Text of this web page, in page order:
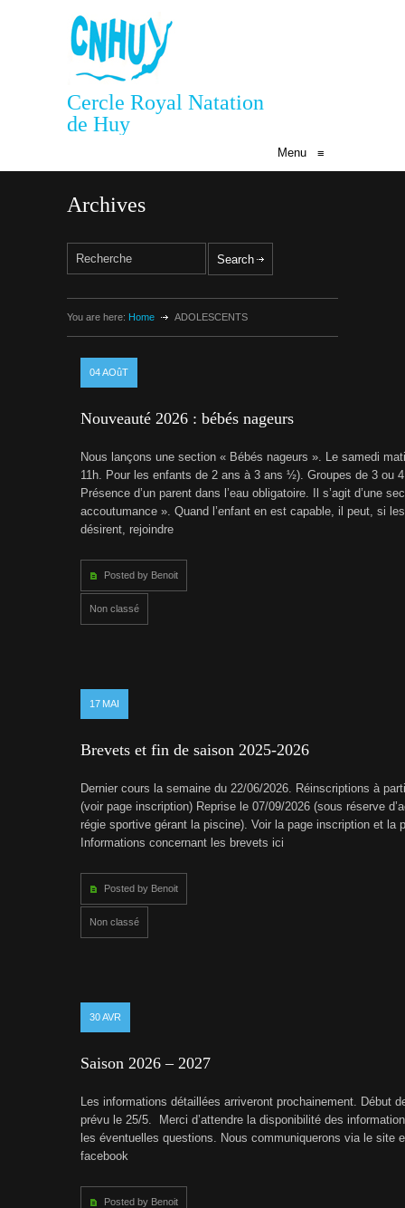
Cercle Royal Natation
de Huy
Menu ≡
Archives
You are here: Home ADOLESCENTS
04AOûT
Nouveauté 2026 : bébés nageurs
Nous lançons une section « Bébés nageurs ». Le samedi
11h. Pour les enfants de 2 ans à 3 ans ½). Groupes de 3 ou
Présence d’un parent dans l’eau obligatoire. Il s’agit d’une
accoutumance ». Quand l’enfant en est capable, il peut, si
désirent, rejoindre
Posted by Benoit
Non classé
17 MAI
Brevets et fin de saison 2025-2026
Dernier cours la semaine du 22/06/2026. Réinscriptions à
(voir page inscription) Reprise le 07/09/2026 (sous réserve
régie sportive gérant la piscine). Voir la page inscription et la
Informations concernant les brevets ici
Posted by Benoit
Non classé
30AVR
Saison 2026 – 2027
Les informations détaillées arriveront prochainement. Début
prévu le 25/5. Merci d’attendre la disponibilité des
les éventuelles questions. Nous communiquerons via le site
facebook
Posted by Benoit